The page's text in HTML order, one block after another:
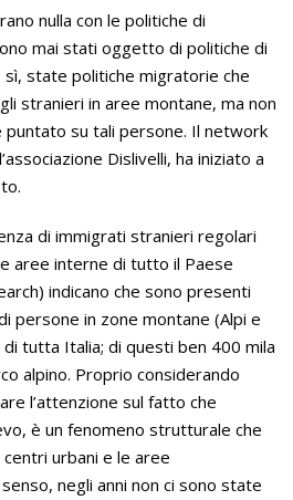
nulla con le politiche di
mai stati oggetto di politiche di
sì, state politiche migratorie che
stranieri in aree montane, ma non
su tali persone. Il network
Dislivelli, ha iniziato a
di immigrati stranieri regolari
aree interne di tutto il Paese
indicano che sono presenti
persone in zone montane (Alpi e
tutta Italia; di questi ben 400 mila
alpino. Proprio considerando
l’attenzione sul fatto che
è un fenomeno strutturale che
urbani e le aree
negli anni non ci sono state